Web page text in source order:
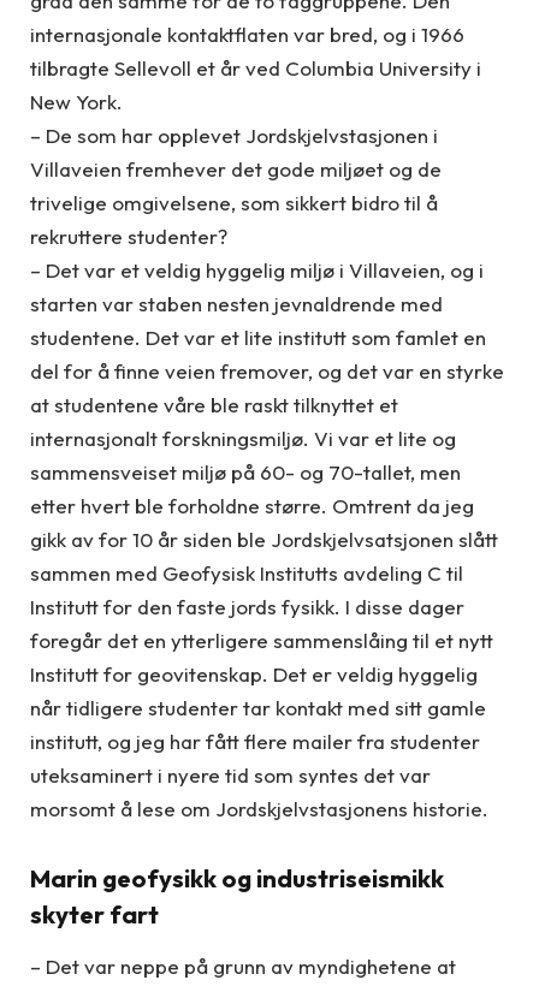
internasjonale kontaktflaten var bred, og i 1966
tilbragte Sellevoll et år ved Columbia University i
New York.
– De som har opplevet Jordskjelvstasjonen i
Villaveien fremhever det gode miljøet og de
trivelige omgivelsene, som sikkert bidro til å
rekruttere studenter?
– Det var et veldig hyggelig miljø i Villaveien, og i
starten var staben nesten jevnaldrende med
studentene. Det var et lite institutt som famlet en
del for å finne veien fremover, og det var en styrke
at studentene våre ble raskt tilknyttet et
internasjonalt forskningsmiljø. Vi var et lite og
sammensveiset miljø på 60- og 70-tallet, men
etter hvert ble forholdne større. Omtrent da jeg
gikk av for 10 år siden ble Jordskjelvsatsjonen slått
sammen med Geofysisk Institutts avdeling C til
Institutt for den faste jords fysikk. I disse dager
foregår det en ytterligere sammenslåing til et nytt
Institutt for geovitenskap. Det er veldig hyggelig
når tidligere studenter tar kontakt med sitt gamle
institutt, og jeg har fått flere mailer fra studenter
uteksaminert i nyere tid som syntes det var
morsomt å lese om Jordskjelvstasjonens historie.
Marin geofysikk og industriseismikk
skyter fart
– Det var neppe på grunn av myndighetene at